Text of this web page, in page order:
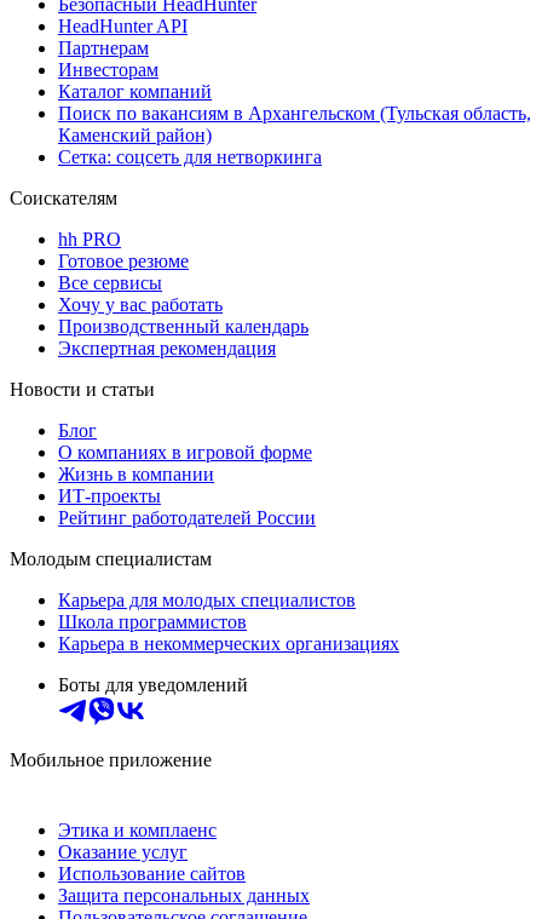
Безопасный HeadHunter
HeadHunter API
Партнерам
Инвесторам
Каталог компаний
Поиск по вакансиям в Архангельском (Тульская область,
Каменский район)
Сетка: соцсеть для нетворкинга
Соискателям
hh PRO
Готовое резюме
Все сервисы
Хочу у вас работать
Производственный календарь
Экспертная рекомендация
Новости и статьи
Блог
О компаниях в игровой форме
Жизнь в компании
ИТ-проекты
Рейтинг работодателей России
Молодым специалистам
Карьера для молодых специалистов
Школа программистов
Карьера в некоммерческих организациях
Боты для уведомлений
Мобильное приложение
Этика и комплаенс
Оказание услуг
Использование сайтов
Защита персональных данных